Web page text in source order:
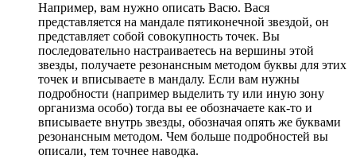
Например, вам нужно описать Васю. Вася
представляется на мандале пятиконечной звездой, он
представляет собой совокупность точек. Вы
последовательно настраиваетесь на вершины этой
звезды, получаете резонансным методом буквы для этих
точек и вписываете в мандалу. Если вам нужны
подробности (например выделить ту или иную зону
организма особо) тогда вы ее обозначаете как-то и
вписываете внутрь звезды, обозначая опять же буквами
резонансным методом. Чем больше подробностей вы
описали, тем точнее наводка.